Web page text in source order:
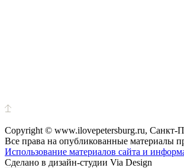
Copyright © www.ilovepetersburg.ru, Санкт-
Все права на опубликованные материалы
Использование материалов сайта и
Сделано в дизайн-студии Via Design